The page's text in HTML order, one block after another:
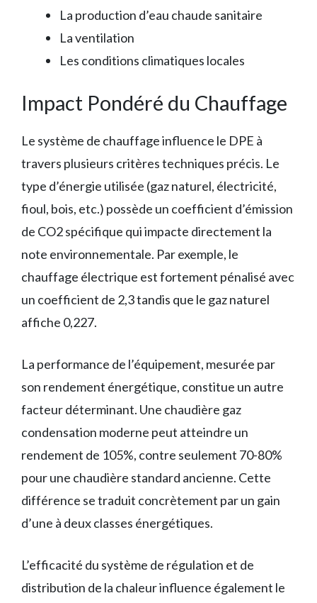
La production d’eau chaude sanitaire
La ventilation
Les conditions climatiques locales
Impact Pondéré du Chauffage
Le système de chauffage influence le DPE à
travers plusieurs critères techniques précis. Le
type d’énergie utilisée (gaz naturel, électricité,
fioul, bois, etc.) possède un coefficient d’émission
de CO2 spécifique qui impacte directement la
note environnementale. Par exemple, le
chauffage électrique est fortement pénalisé avec
un coefficient de 2,3 tandis que le gaz naturel
affiche 0,227.
La performance de l’équipement, mesurée par
son rendement énergétique, constitue un autre
facteur déterminant. Une chaudière gaz
condensation moderne peut atteindre un
rendement de 105%, contre seulement 70-80%
pour une chaudière standard ancienne. Cette
différence se traduit concrètement par un gain
d’une à deux classes énergétiques.
L’efficacité du système de régulation et de
distribution de la chaleur influence également le